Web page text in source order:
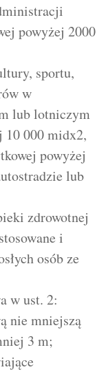
powyżej 2000
sportu,
w
lub lotniczym
10 000 midx2,
powyżej
lub
zdrowotnej
i
osób ze
w ust. 2:
nie mniejszą
3 m;